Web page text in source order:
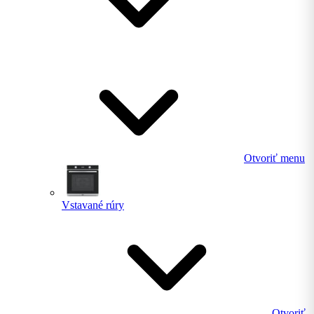
Otvoriť menu
Vstavané rúry